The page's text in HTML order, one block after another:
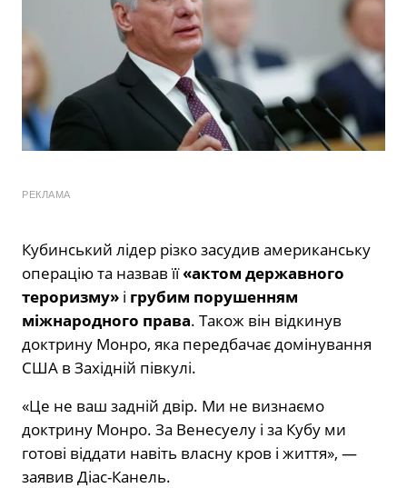
РЕКЛАМА
Кубинський лідер різко засудив американську
операцію та назвав її«актом державного
тероризму» і грубим порушенням
міжнародного права. Також він відкинув
доктрину Монро, яка передбачає домінування
США в Західній півкулі.
«Це не ваш задній двір. Ми не визнаємо
доктрину Монро. За Венесуелу і за Кубу ми
готові віддати навіть власну кров і життя», —
заявив Діас-Канель.